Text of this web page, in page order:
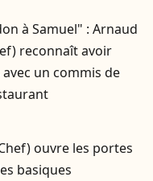
à Samuel" : Arnaud
reconnaît avoir
un commis de
ouvre les portes
basiques